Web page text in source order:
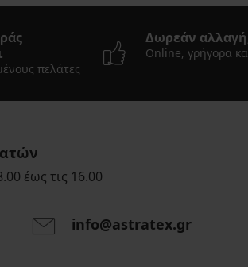
πελάτες
Δωρεάν
Online, γρήγορα
έως τις 16.00
info@astratex.gr